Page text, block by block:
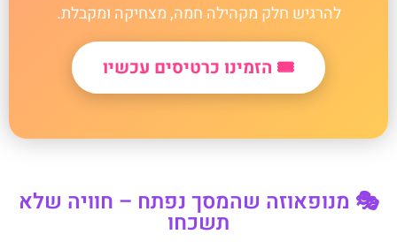
להרגיש חלק מקהילה חמה, מצחיקה ומקבלת.
🎟️ הזמינו כרטיסים עכשיו
🎭 מנופאוזה שהמסך נפתח – חוויה שלא
תשכחו